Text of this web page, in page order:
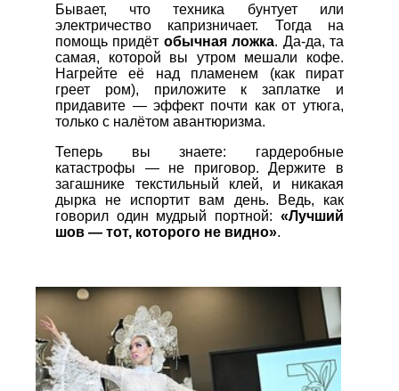
Бывает, что техника бунтует или
электричество капризничает. Тогда на
помощь придёт обычная ложка. Да-да, та
самая, которой вы утром мешали кофе.
Нагрейте её над пламенем (как пират
греет ром), приложите к заплатке и
придавите — эффект почти как от утюга,
только с налётом авантюризма.
Теперь вы знаете: гардеробные
катастрофы — не приговор. Держите в
загашнике текстильный клей, и никакая
дырка не испортит вам день. Ведь, как
говорил один мудрый портной: «Лучший
шов — тот, которого не видно».